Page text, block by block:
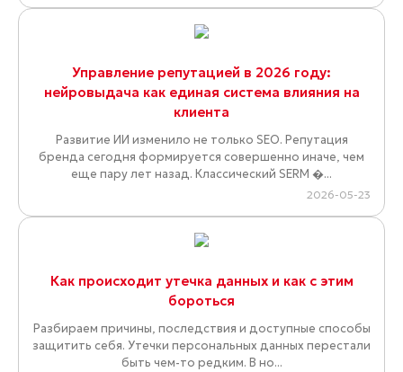
Управление репутацией в 2026 году:
нейровыдача как единая система влияния на
клиента
Развитие ИИ изменило не только SEO. Репутация
бренда сегодня формируется совершенно иначе, чем
еще пару лет назад. Классический SERM �...
2026-05-23
Как происходит утечка данных и как с этим
бороться
Разбираем причины, последствия и доступные способы
защитить себя. Утечки персональных данных перестали
быть чем-то редким. В но...